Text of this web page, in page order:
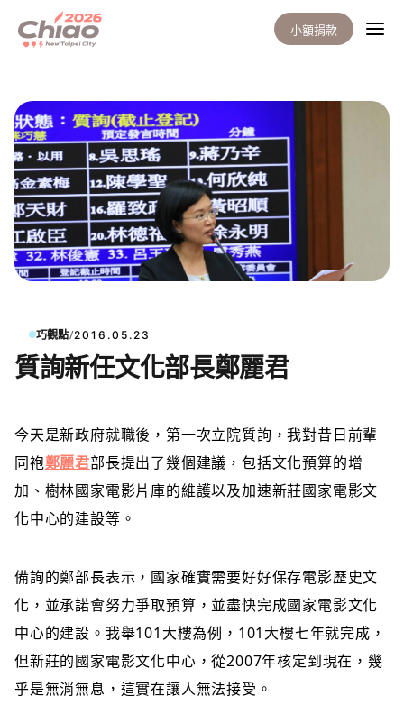
小額捐款
巧觀點/2016.05.23
質詢新任文化部長鄭麗君
今天是新政府就職後，第一次立院質詢，我對昔日前輩
同袍鄭麗君部長提出了幾個建議，包括文化預算的增
加、樹林國家電影片庫的維護以及加速新莊國家電影文
化中心的建設等。
備詢的鄭部長表示，國家確實需要好好保存電影歷史文
化，並承諾會努力爭取預算，並盡快完成國家電影文化
中心的建設。我舉101大樓為例，101大樓七年就完成，
但新莊的國家電影文化中心，從2007年核定到現在，幾
乎是無消無息，這實在讓人無法接受。